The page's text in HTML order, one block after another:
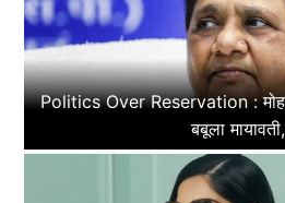
Politics Over Reservation :
बबूला